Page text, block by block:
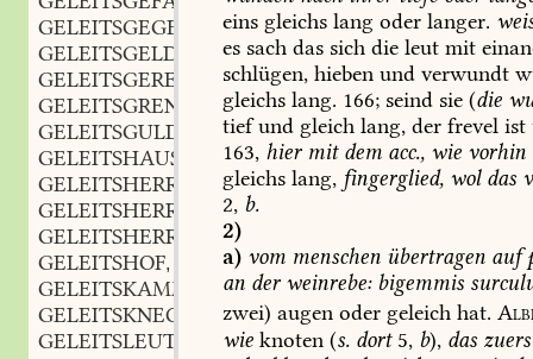
GELEITSGEGENSCHREIBER,m.
GELEITSGELD
GELEITSGERECHTIGKEIT,f.
GELEITSGRENZE
f.
GELEITSGULDEN
m.
GELEITSHAUS
GELEITSHERR
GELEITSHERRLICHKEIT
GELEITSHERRSCHAFT
GELEITSHOF,
GELEITSKAMMER
,f.
GELEITSKNECHT
m.
GELEITSLEUTE
eins gleichs lang oder langer.
es sach das sich die leut mit
schlügen, hieben und verwundt
gleichs lang. 166; seind sie (die
tiefund gleich lang, der frevel ist
163, hiermitdem acc., wie vorhin
gleichs lang, fingerglied, woldas
2, b.
2)
a) vom menschen übertragen auf
an derweinrebe:bigemmis
zwei) augen oder geleich hat.
wie knoten (s. dort5, b), das